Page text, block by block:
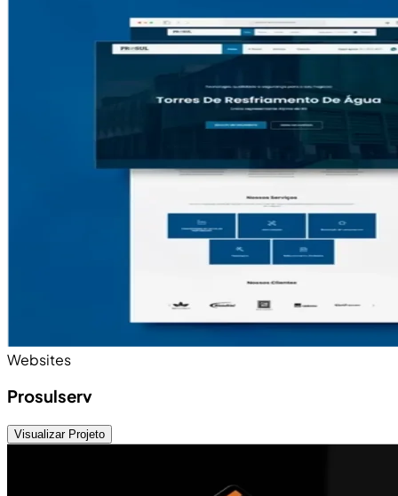
Websites
Prosulserv
Visualizar Projeto